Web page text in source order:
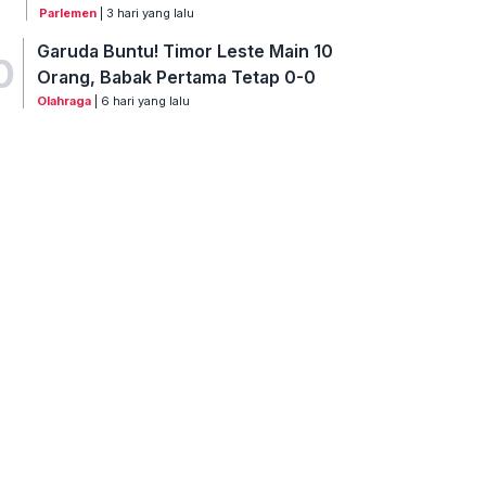
Parlemen | 3 hari yang lalu
Garuda Buntu! Timor Leste Main 10
Orang, Babak Pertama Tetap 0-0
Olahraga| 6 hari yang lalu